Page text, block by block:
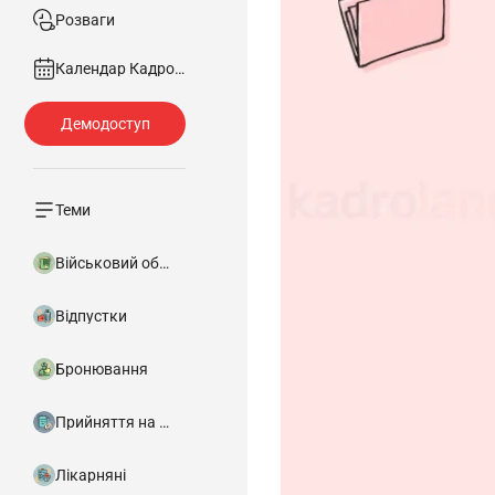
Розваги
Календар Кадровика
Теми
Військовий облік
Відпустки
Бронювання
Прийняття на роботу
Лікарняні